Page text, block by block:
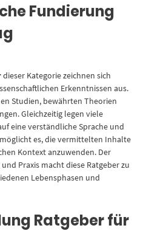
Fundierung
dieser Kategorie zeichnen sich
Erkenntnissen aus.
Studien, bewährten Theorien
Gleichzeitig legen viele
eine verständliche Sprache und
es, die vermittelten Inhalte
Kontext anzuwenden. Der
Praxis macht diese Ratgeber zu
Lebensphasen und
Ratgeber für